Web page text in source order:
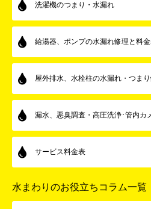
洗濯機のつまり・水漏れ
給湯器、ポンプの水漏れ修理と料
屋外排水、水栓柱の水漏れ・つま
漏水、悪臭調査・高圧洗浄･管内カ
サービス料金表
水まわりのお役立ちコラム一覧